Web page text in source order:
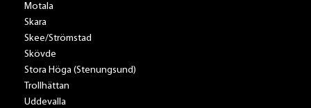
Motala
Skara
Skee/Strömstad
Skövde
Stora Höga (Stenungsund)
Trollhättan
Uddevalla